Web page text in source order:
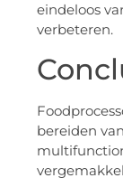
eindeloos
verbeteren.
bereiden